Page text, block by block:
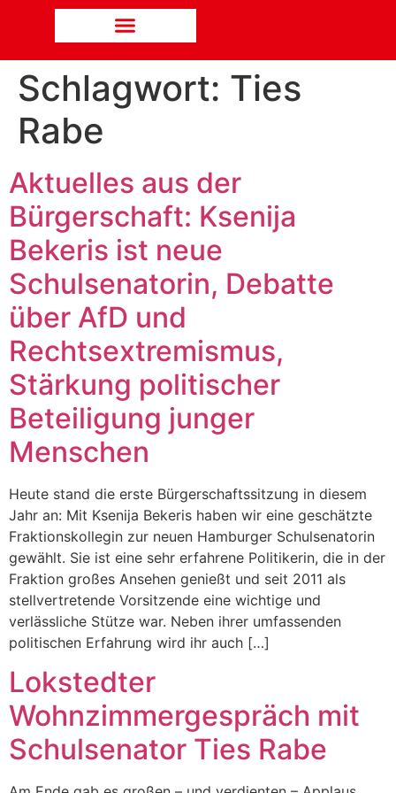
Schlagwort: Ties
Rabe
Aktuelles aus der
Bürgerschaft: Ksenija
Bekeris ist neue
Schulsenatorin, Debatte
über AfD und
Rechtsextremismus,
Stärkung politischer
Beteiligung junger
Menschen
Heute stand die erste Bürgerschaftssitzung in diesem
Jahr an: Mit Ksenija Bekeris haben wir eine geschätzte
Fraktionskollegin zur neuen Hamburger Schulsenatorin
gewählt. Sie ist eine sehr erfahrene Politikerin, die in der
Fraktion großes Ansehen genießt und seit 2011 als
stellvertretende Vorsitzende eine wichtige und
verlässliche Stütze war. Neben ihrer umfassenden
politischen Erfahrung wird ihr auch […]
Lokstedter
Wohnzimmergespräch mit
Schulsenator Ties Rabe